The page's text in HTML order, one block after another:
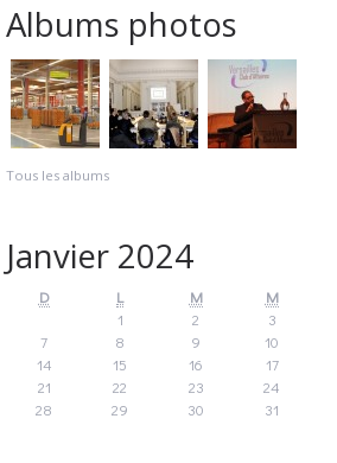
Albums photos
Tous les albums
Janvier 2024
D L M M
1
2 3
7
8 9 10
14
15 16 17
21
22 23 24
28
29 30 31